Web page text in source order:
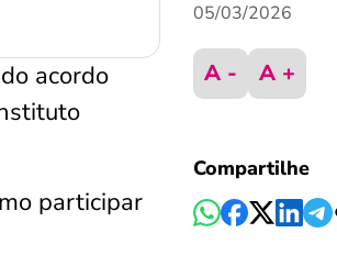
acordo
participar
05/03/2026
A - A +
Compartilhe